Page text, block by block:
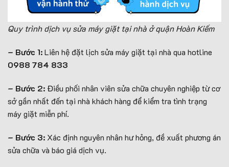
Quy trình dịch vụ sửa máy giặt tại nhà ở quận Hoàn Kiếm
– Bước 1:Liên hệ đặt lịch sửa máy giặt tại nhà qua hotline
0988 784 833
– Bước 2: Điều phối nhân viên sửa chữa chuyên nghiệp từ cơ
sở gần nhất đến tại nhà khách hàng để kiểm tra tình trạng
máy giặt miễn phí.
– Bước 3: Xác định nguyên nhân hư hỏng, đề xuất phương án
sửa chữa và báo giá dịch vụ.